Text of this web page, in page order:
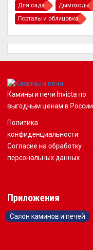
Для сада
Дымоходы
Порталы и облицовка
Камины и печи Invicta по
выгодным ценам в России
Политика
конфиденциальности
Согласие на обработку
персональных данных
Приложения
Салон каминов и печей